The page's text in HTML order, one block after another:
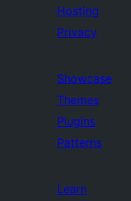
Hosting
Privacy
Showcase
Themes
Plugins
Patterns
Learn